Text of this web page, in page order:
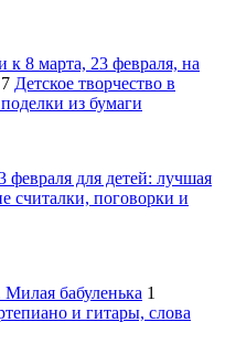
8 марта, 23 февраля, на
7 Детское творчество в
из бумаги
для детей: лучшая
считалки, поговорки и
Милая бабуленька 1
и гитары, слова